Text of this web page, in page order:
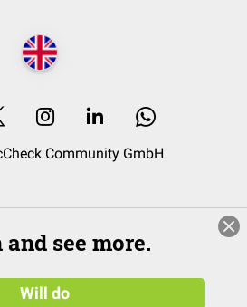
Community GmbH
see more.
Will do